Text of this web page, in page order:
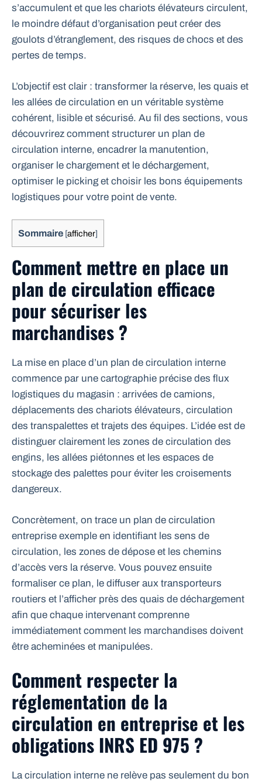
s’accumulent et que les chariots élévateurs circulent,
le moindre défaut d’organisation peut créer des
goulots d’étranglement, des risques de chocs et des
pertes de temps.
L’objectif est clair : transformer la réserve, les quais et
les allées de circulation en un véritable système
cohérent, lisible et sécurisé. Au fil des sections, vous
découvrirez comment structurer un plan de
circulation interne, encadrer la manutention,
organiser le chargement et le déchargement,
optimiser le picking et choisir les bons équipements
logistiques pour votre point de vente.
Sommaire [afficher]
Comment mettre en place un
plan de circulation efficace
pour sécuriser les
marchandises ?
La mise en place d’un plan de circulation interne
commence par une cartographie précise des flux
logistiques du magasin : arrivées de camions,
déplacements des chariots élévateurs, circulation
des transpalettes et trajets des équipes. L’idée est de
distinguer clairement les zones de circulation des
engins, les allées piétonnes et les espaces de
stockage des palettes pour éviter les croisements
dangereux.
Concrètement, on trace un plan de circulation
entreprise exemple en identifiant les sens de
circulation, les zones de dépose et les chemins
d’accès vers la réserve. Vous pouvez ensuite
formaliser ce plan, le diffuser aux transporteurs
routiers et l’afficher près des quais de déchargement
afin que chaque intervenant comprenne
immédiatement comment les marchandises doivent
être acheminées et manipulées.
Comment respecter la
réglementation de la
circulation en entreprise et les
obligations INRS ED 975 ?
La circulation interne ne relève pas seulement du bon